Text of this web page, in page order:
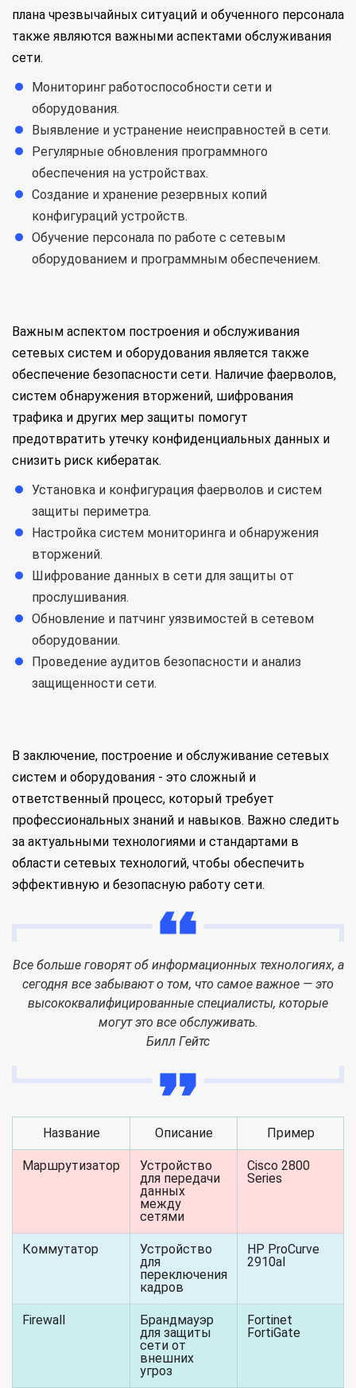
плана чрезвычайных ситуаций и обученного персонала
также являются важными аспектами обслуживания
сети.
Мониторинг работоспособности сети и
оборудования.
Выявление и устранение неисправностей в сети.
Регулярные обновления программного
обеспечения на устройствах.
Создание и хранение резервных копий
конфигураций устройств.
Обучение персонала по работе с сетевым
оборудованием и программным обеспечением.
Важным аспектом построения и обслуживания
сетевых систем и оборудования является также
обеспечение безопасности сети. Наличие фаерволов,
систем обнаружения вторжений, шифрования
трафика и других мер защиты помогут
предотвратить утечку конфиденциальных данных и
снизить риск кибератак.
Установка и конфигурация фаерволов и систем
защиты периметра.
Настройка систем мониторинга и обнаружения
вторжений.
Шифрование данных в сети для защиты от
прослушивания.
Обновление и патчинг уязвимостей в сетевом
оборудовании.
Проведение аудитов безопасности и анализ
защищенности сети.
В заключение, построение и обслуживание сетевых
систем и оборудования - это сложный и
ответственный процесс, который требует
профессиональных знаний и навыков. Важно следить
за актуальными технологиями и стандартами в
области сетевых технологий, чтобы обеспечить
эффективную и безопасную работу сети.
Все больше говорят об информационных технологиях, а
сегодня все забывают о том, что самое важное — это
высококвалифицированные специалисты, которые
могут это все обслуживать.
Билл Гейтс
Название Описание Пример
Маршрутизатор
Устройство
для передачи
данных
между
сетями
Cisco 2800
Series
Коммутатор
Устройство
для
переключения
кадров
HP ProCurve
2910al
Firewall
Брандмауэр
для защиты
сети от
внешних
угроз
Fortinet
FortiGate